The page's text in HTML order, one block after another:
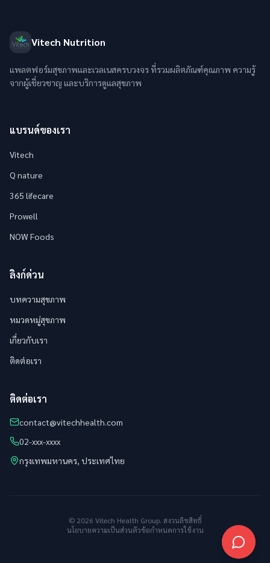
Vitech Nutrition
แพลตฟอร์มสุขภาพและเวลเนสครบวงจร ที่รวมผลิตภัณฑ์คุณภาพ ความรู้
จากผู้เชี่ยวชาญ และบริการดูแลสุขภาพ
แบรนด์ของเรา
Vitech
Q nature
365 lifecare
Prowell
NOW Foods
ลิงก์ด่วน
บทความสุขภาพ
หมวดหมู่สุขภาพ
เกี่ยวกับเรา
ติดต่อเรา
ติดต่อเรา
contact@vitechhealth.com
02-xxx-xxxx
กรุงเทพมหานคร, ประเทศไทย
© 2026 Vitech Health Group. สงวนลิขสิทธิ์
นโยบายความเป็นส่วนตัวข้อกำหนดการใช้งาน